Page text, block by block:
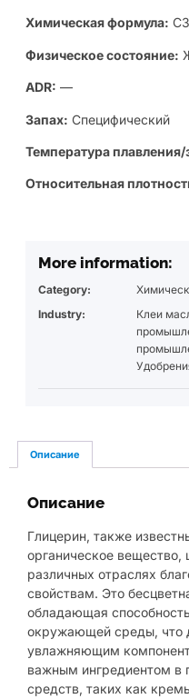
Химическая формула:
Физическое состояние:
ADR: —
Запах: Специфический
Температура
Относительная
More information:
Category:
Industry:
Клеи
Описание
Описание
Глицерин, также
органическое
различных отраслях
свойствам. Это
обладающая
окружающей среды, что
увлажняющим
важным ингредиентом в
средств, таких как